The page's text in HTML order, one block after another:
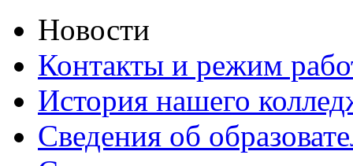
Новости
Контакты и режим
История нашего
Сведения об